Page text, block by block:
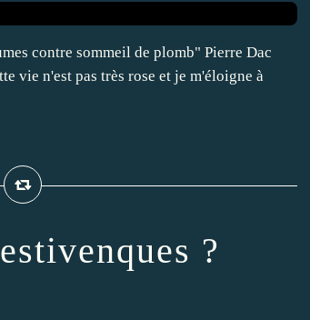
contre sommeil de plomb" Pierre Dac
vie n'est pas très rose et je m'éloigne à
?